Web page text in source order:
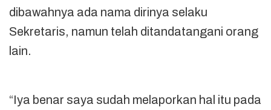
dibawahnya ada nama dirinya selaku
Sekretaris, namun telah ditandatangani orang
lain.
“Iya benar saya sudah melaporkan hal itu pada